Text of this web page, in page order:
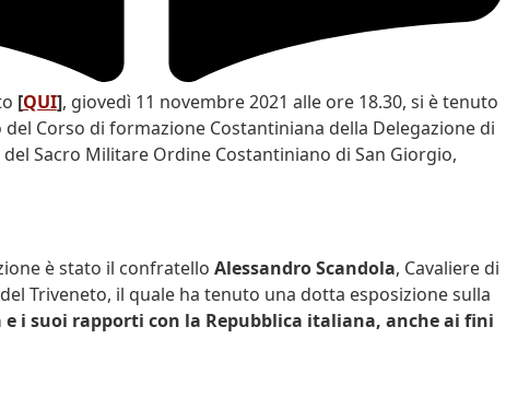
[QUI], giovedì 11 novembre 2021 alle ore 18.30, si è tenuto
Corso di formazione Costantiniana della Delegazione di
Sacro Militare Ordine Costantiniano di San Giorgio,
è stato il confratello Alessandro Scandola, Cavaliere di
Triveneto, il quale ha tenuto una dotta esposizione sulla
i suoi rapporti con la Repubblica italiana, anche ai fini